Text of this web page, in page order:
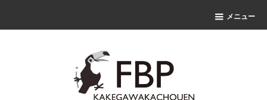
メニュー